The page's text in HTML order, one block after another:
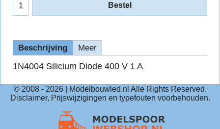
Bestel
Beschrijving Meer
1N4004 Silicium Diode 400 V 1 A
© 2008 - 2026| Modelbouwled.nl Alle Rights Reserved.
Disclaimer, Prijswijzigingen en typefouten voorbehouden.